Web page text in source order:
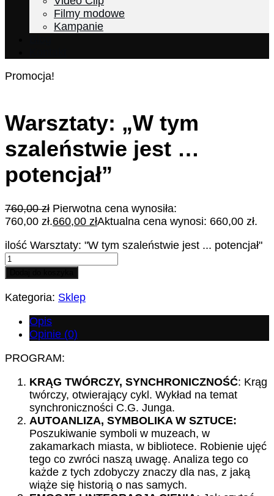
Filmy modowe
Kampanie
Promocja!
Warsztaty: „W tym
szaleństwie jest …
potencjał”
760,00zł Pierwotna cena wynosiła:
760,00 zł.660,00 złAktualna cena wynosi: 660,00 zł.
ilość Warsztaty: "W tym szaleństwie jest ... potencjał"
Kategoria: Sklep
Opis
Opinie (0)
PROGRAM:
KRĄG TWÓRCZY, SYNCHRONICZNOŚĆ: Krąg
twórczy, otwierający cykl. Wykład na temat
synchroniczności C.G. Junga.
AUTOANLIZA, SYMBOLIKA W SZTUCE:
Poszukiwanie symboli w muzeach, w
zakamarkach miasta, w bibliotece. Robienie ujęć
tego co zwróci naszą uwagę. Analiza tego co
każde z tych zdobyczy znaczy dla nas, z jaką
wiąże się historią o nas samych.